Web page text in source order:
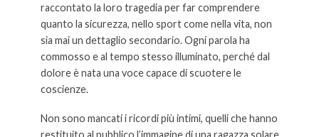
raccontato la loro tragedia per far comprendere
quanto la sicurezza, nello sport come nella vita, non
sia mai un dettaglio secondario. Ogni parola ha
commosso e al tempo stesso illuminato, perché dal
dolore è nata una voce capace di scuotere le
coscienze.
Non sono mancati i ricordi più intimi, quelli che hanno
restituito al pubblico l’immagine di una ragazza solare